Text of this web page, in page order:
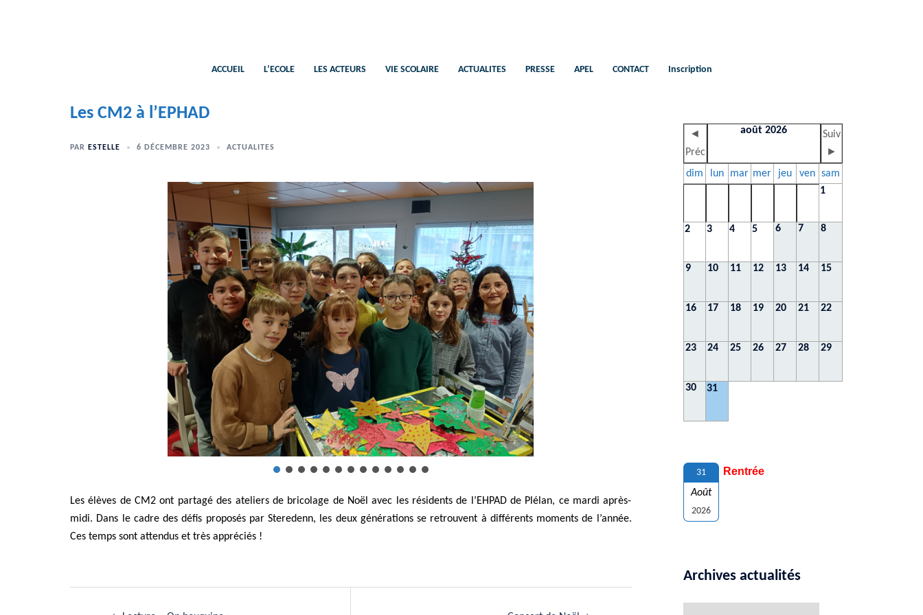
ACCUEIL L’ECOLE LES ACTEURS VIE SCOLAIRE ACTUALITES PRESSE APEL CONTACT Inscription
Les CM2 à l’EPHAD
PAR ESTELLE 6 DÉCEMBRE 2023 ACTUALITES
Les élèves de CM2 ont partagé des ateliers de bricolage de Noël avec les résidents de l’EHPAD de Plélan, ce mardi après-
midi. Dans le cadre des défis proposés par Steredenn, les deux générations se retrouvent à différents moments de l’année.
Ces temps sont attendus et très appréciés !
◄
Préc
août 2026
Suiv
►
dim
lun mar mer jeu ven sam
1
2 3 4 5 6 7 8
9 10 11 12 13 14 15
16 17 18 19 20 21 22
23 24 25 26 27 28 29
30 31
31
Août
2026
Rentrée
Archives actualités